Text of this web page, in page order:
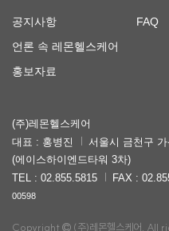
공지사항
언론 속 레몬헬스케어
홍보자료
FAQ
(주)레몬헬스케어
대표 : 홍병진
서울시 금천구
(에이스하이엔드타워 3차)
TEL : 02.855.5815
FAX :
00598
Copyright (주)레몬헬스케어. All